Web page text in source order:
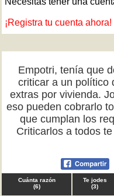
¡Registra tu cuenta ahora!
Empotri, tenía que
criticar a un político
extras por vivienda.
eso pueden cobrarlo
que cumplan los
Criticarlos a todos
Cuánta razón
(6)
Te jodes
(3)